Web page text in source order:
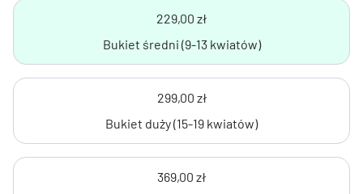
229,00 zł
Bukiet średni (9-13 kwiatów)
299,00 zł
Bukiet duży (15-19 kwiatów)
369,00 zł